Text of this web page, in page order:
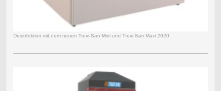
Desinfektion mit dem neuen Trevi-San Mini und Trevi-San Maxi 2020